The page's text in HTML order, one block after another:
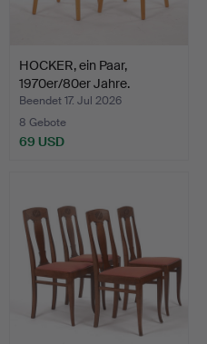
HOCKER, ein Paar,
1970er/80er Jahre.
Beendet 17. Jul 2026
8 Gebote
69 USD